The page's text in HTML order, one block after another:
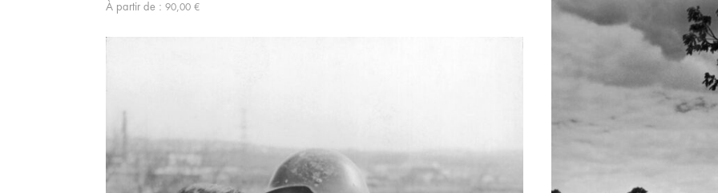
À partir de : 90,00 €